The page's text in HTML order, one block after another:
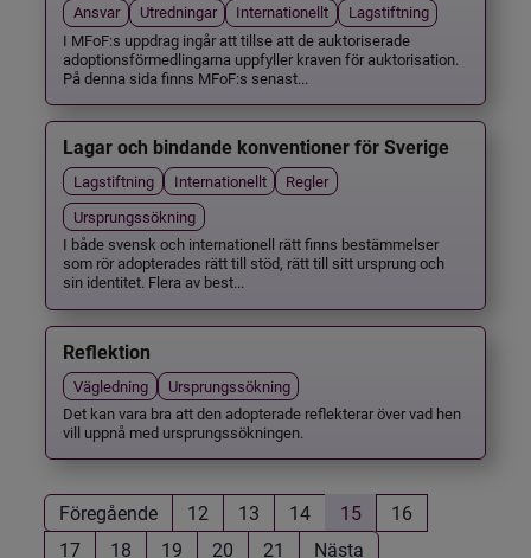
Ansvar Utredningar Internationellt
Lagstiftning
I MFoF:s uppdrag ingår att tillse att de auktoriserade
adoptionsförmedlingarna uppfyller kraven för auktorisation.
På denna sida finns MFoF:s senast...
Lagar och bindande konventioner för Sverige
Lagstiftning Internationellt
Regler
Ursprungssökning
I både svensk och internationell rätt finns bestämmelser
som rör adopterades rätt till stöd, rätt till sitt ursprung och
sin identitet. Flera av best...
Reflektion
Vägledning
Ursprungssökning
Det kan vara bra att den adopterade reflekterar över vad hen
vill uppnå med ursprungssökningen.
Föregående 12 13 14 15
16
17
18 19 20 21 Nästa